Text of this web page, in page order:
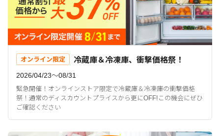
オンライン限定 冷蔵庫＆冷凍庫、衝撃価格祭！
2026/04/23〜08/31
緊急開催！オンラインストア限定で冷蔵庫＆冷凍庫の衝撃価格
祭！通常のディスカウントプライスから更にOFF!この機会にぜひ
ご確認ください